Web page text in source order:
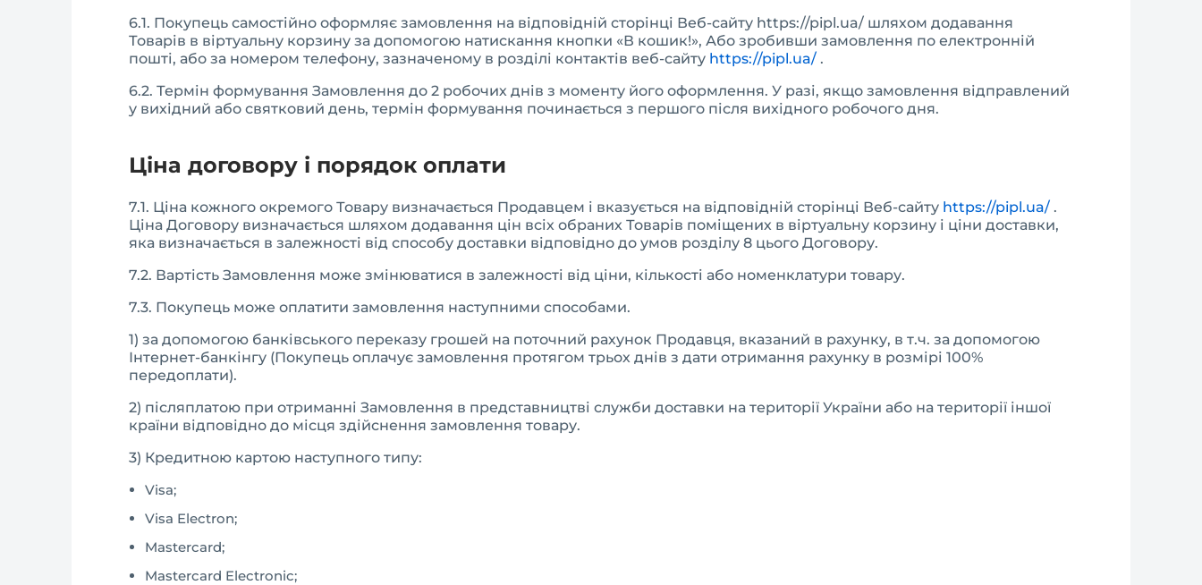
6.1. Покупець самостійно оформляє замовлення на відповідній сторінці Веб-сайту https://pipl.ua/ шляхом додавання
Товарів в віртуальну корзину за допомогою натискання кнопки «В кошик!», Або зробивши замовлення по електронній
пошті, або за номером телефону, зазначеному в розділі контактів веб-сайту https://pipl.ua/ .
6.2. Термін формування Замовлення до 2 робочих днів з моменту його оформлення. У разі, якщо замовлення відправлений
у вихідний або святковий день, термін формування починається з першого після вихідного робочого дня.
Ціна договору і порядок оплати
7.1. Ціна кожного окремого Товару визначається Продавцем і вказується на відповідній сторінці Веб-сайту https://pipl.ua/ .
Ціна Договору визначається шляхом додавання цін всіх обраних Товарів поміщених в віртуальну корзину і ціни доставки,
яка визначається в залежності від способу доставки відповідно до умов розділу 8 цього Договору.
7.2. Вартість Замовлення може змінюватися в залежності від ціни, кількості або номенклатури товару.
7.3. Покупець може оплатити замовлення наступними способами.
1) за допомогою банківського переказу грошей на поточний рахунок Продавця, вказаний в рахунку, в т.ч. за допомогою
Інтернет-банкінгу (Покупець оплачує замовлення протягом трьох днів з дати отримання рахунку в розмірі 100%
передоплати).
2) післяплатою при отриманні Замовлення в представництві служби доставки на території України або на території іншої
країни відповідно до місця здійснення замовлення товару.
3) Кредитною картою наступного типу:
Visa;
Visa Electron;
Mastercard;
Mastercard Electronic;